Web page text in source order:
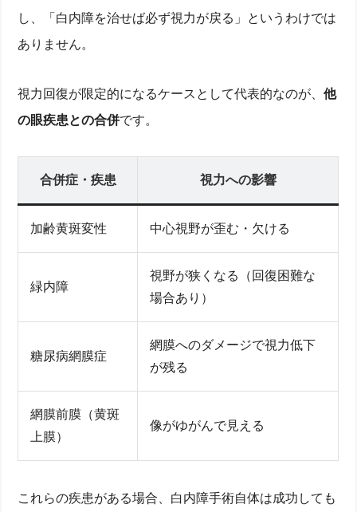
し、「白内障を治せば必ず視力が戻る」というわけでは
ありません。
視力回復が限定的になるケースとして代表的なのが、他
の眼疾患との合併です。
合併症・疾患 視力への影響
加齢黄斑変性 中心視野が歪む・欠ける
緑内障
視野が狭くなる（回復困難な
場合あり）
糖尿病網膜症
網膜へのダメージで視力低下
が残る
網膜前膜（黄斑
上膜）
像がゆがんで見える
これらの疾患がある場合、白内障手術自体は成功しても